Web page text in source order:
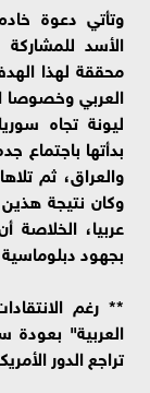
وتأتي دعوة
الأسد
محققة لهذا
العربي وخصوصا
ليونة تجاه
بدأتها باجتماع
والعراق، ثم
وكان نتيجة
عربيا،
بجهود دبلوماسية
** رغم
العربية"
تراجع الدور